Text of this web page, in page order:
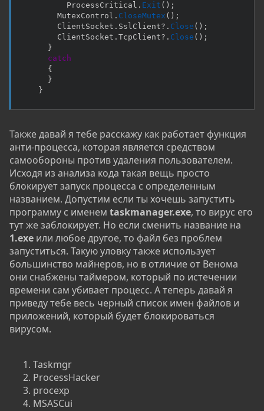
          ProcessCritical
. Exit ( ) ;
        MutexControl
. CloseMutex ( ) ;
        ClientSocket
. SslClient?. Close ( ) ;
        ClientSocket
. TcpClient?. Close ( ) ;
}
catch
{
}
}
Также давай я тебе расскажу как работает функция
анти-процесса, которая является средством
самообороны против удаления пользователем.
Исходя из анализа кода такая вещь просто
блокирует запуск процесса с определенным
названием. Допустим если ты хочешь запустить
программу с именем taskmanager.exe, то вирус его
тут же заблокирует. Но если сменить название на
1.exe или любое другое, то файл без проблем
запуститься. Такую уловку также использует
большинство майнеров, но в отличие от Венома
они снабжены таймером, который по истечении
времени сам убивает процесс. А теперь давай я
приведу тебе весь черный список имен файлов и
приложений, который будет блокироваться
вирусом.
Taskmgr
ProcessHacker
procexp
MSASCui